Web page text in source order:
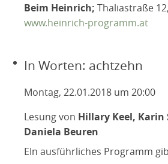
Beim Heinrich; Thaliastraße
www.heinrich-programm.at
In Worten: achtzehn
Montag, 22.01.2018 um 20:00
Lesung von Hillary Keel, Karin
Daniela Beuren
EIn ausführliches Programm